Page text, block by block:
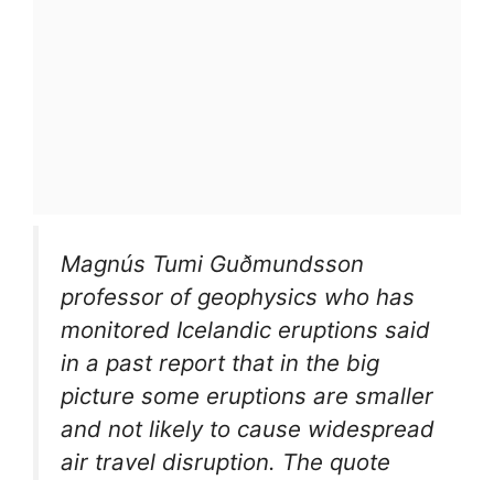
Magnús Tumi Guðmundsson
professor of geophysics who has
monitored Icelandic eruptions said
in a past report that in the big
picture some eruptions are smaller
and not likely to cause widespread
air travel disruption. The quote